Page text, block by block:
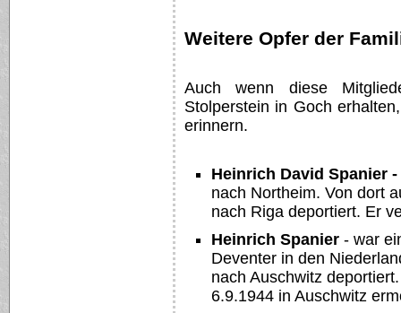
Weitere Opfer der
Auch wenn diese
Stolperstein in Goch
erinnern.
Heinrich David Spanier -
nach Northeim. Von dort
nach Riga deportiert. Er
Heinrich Spanier - war
Deventer in den
nach Auschwitz
6.9.1944 in Auschwitz